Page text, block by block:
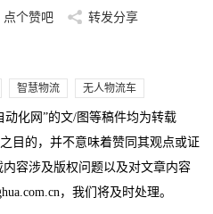
点个赞吧 转发分享
智慧物流 无人物流车
动化网”的文/图等稿件均为转载
目的，并不意味着赞同其观点或证
容涉及版权问题以及对文章内容
，我们将及时处理。